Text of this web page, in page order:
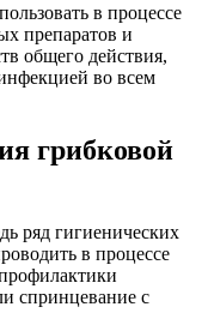
в процессе
препаратов и
общего действия,
во всем
грибковой
ряд гигиенических
в процессе
спринцевание с